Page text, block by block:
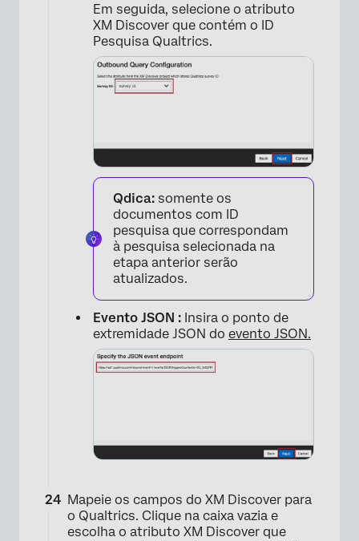
×
Em seguida, selecione o atributo
XM Discover que contém o ID
Pesquisa Qualtrics.
Qdica: somente os
documentos com ID
pesquisa que correspondam
à pesquisa selecionada na
etapa anterior serão
atualizados.
Evento JSON : Insira o ponto de
extremidade JSON do evento JSON.
Mapeie os campos do XM Discover para
o Qualtrics. Clique na caixa vazia e
escolha o atributo XM Discover que